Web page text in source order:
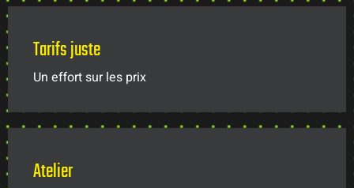
Tarifs juste
Un effort sur les prix
Atelier